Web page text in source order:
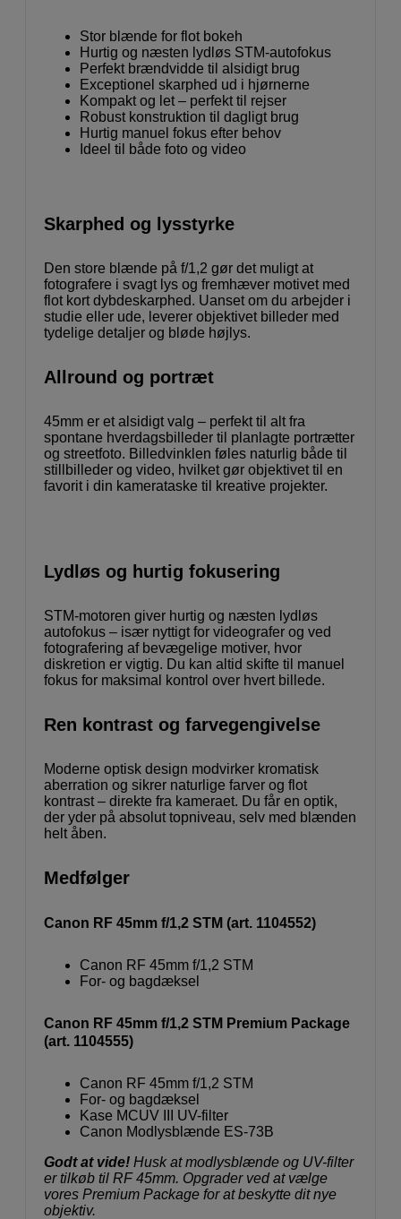
Stor blænde for flot bokeh
Hurtig og næsten lydløs STM-autofokus
Perfekt brændvidde til alsidigt brug
Exceptionel skarphed ud i hjørnerne
Kompakt og let – perfekt til rejser
Robust konstruktion til dagligt brug
Hurtig manuel fokus efter behov
Ideel til både foto og video
Skarphed og lysstyrke
Den store blænde på f/1,2 gør det muligt at
fotografere i svagt lys og fremhæver motivet med
flot kort dybdeskarphed. Uanset om du arbejder i
studie eller ude, leverer objektivet billeder med
tydelige detaljer og bløde højlys.
Allround og portræt
45mm er et alsidigt valg – perfekt til alt fra
spontane hverdagsbilleder til planlagte portrætter
og streetfoto. Billedvinklen føles naturlig både til
stillbilleder og video, hvilket gør objektivet til en
favorit i din kamerataske til kreative projekter.
Lydløs og hurtig fokusering
STM-motoren giver hurtig og næsten lydløs
autofokus – især nyttigt for videografer og ved
fotografering af bevægelige motiver, hvor
diskretion er vigtig. Du kan altid skifte til manuel
fokus for maksimal kontrol over hvert billede.
Ren kontrast og farvegengivelse
Moderne optisk design modvirker kromatisk
aberration og sikrer naturlige farver og flot
kontrast – direkte fra kameraet. Du får en optik,
der yder på absolut topniveau, selv med blænden
helt åben.
Medfølger
Canon RF 45mm f/1,2 STM (art. 1104552)
Canon RF 45mm f/1,2 STM
For- og bagdæksel
Canon RF 45mm f/1,2 STM Premium Package
(art. 1104555)
Canon RF 45mm f/1,2 STM
For- og bagdæksel
Kase MCUV III UV-filter
Canon Modlysblænde ES-73B
Godt at vide! Husk at modlysblænde og UV-filter
er tilkøb til RF 45mm. Opgrader ved at vælge
vores Premium Package for at beskytte dit nye
objektiv.